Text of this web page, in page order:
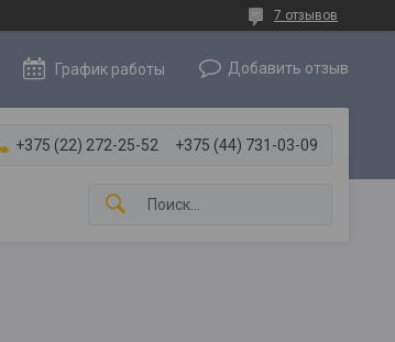
7 отзывов
График работы Добавить отзыв
+375 (22) 272-25-52 +375 (44) 731-03-09